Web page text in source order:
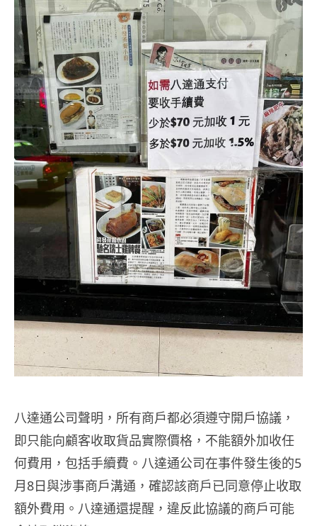
八達通公司聲明，所有商戶都必須遵守開戶協議，
即只能向顧客收取貨品實際價格，不能額外加收任
何費用，包括手續費。八達通公司在事件發生後的5
月8日與涉事商戶溝通，確認該商戶已同意停止收取
額外費用。八達通還提醒，違反此協議的商戶可能